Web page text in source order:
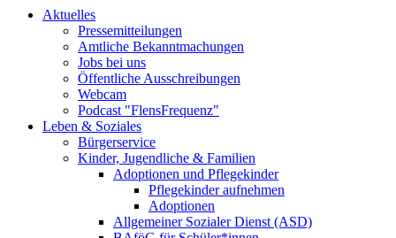
Aktuelles
Pressemitteilungen
Amtliche Bekanntmachungen
Jobs bei uns
Öffentliche Ausschreibungen
Webcam
Podcast "FlensFrequenz"
Leben & Soziales
Bürgerservice
Kinder, Jugendliche & Familien
Adoptionen und Pflegekinder
Pflegekinder aufnehmen
Adoptionen
Allgemeiner Sozialer Dienst (ASD)